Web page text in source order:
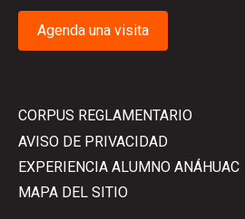
Agenda una visita
CORPUS REGLAMENTARIO
AVISO DE PRIVACIDAD
EXPERIENCIA ALUMNO ANÁHUAC
MAPA DEL SITIO